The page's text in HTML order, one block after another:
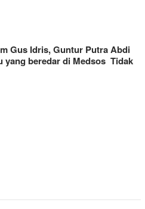
Gus Idris, Guntur Putra Abdi
beredar di Medsos Tidak